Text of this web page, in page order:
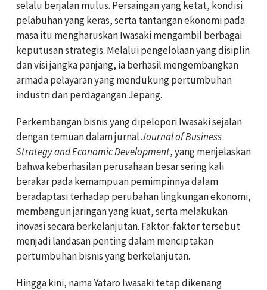
selalu berjalan mulus. Persaingan yang ketat, kondisi
pelabuhan yang keras, serta tantangan ekonomi pada
masa itu mengharuskan Iwasaki mengambil berbagai
keputusan strategis. Melalui pengelolaan yang disiplin
dan visi jangka panjang, ia berhasil mengembangkan
armada pelayaran yang mendukung pertumbuhan
industri dan perdagangan Jepang.
Perkembangan bisnis yang dipelopori Iwasaki sejalan
dengan temuan dalam jurnalJournal of Business
Strategy and Economic Development, yang menjelaskan
bahwa keberhasilan perusahaan besar sering kali
berakar pada kemampuan pemimpinnya dalam
beradaptasi terhadap perubahan lingkungan ekonomi,
membangun jaringan yang kuat, serta melakukan
inovasi secara berkelanjutan. Faktor-faktor tersebut
menjadi landasan penting dalam menciptakan
pertumbuhan bisnis yang berkelanjutan.
Hingga kini, nama Yataro Iwasaki tetap dikenang